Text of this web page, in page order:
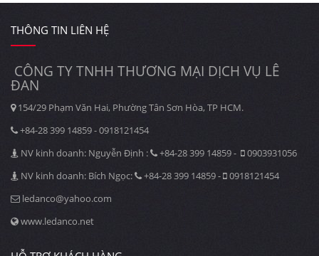
THÔNG TIN LIÊN HỆ
CÔNG TY TNHH THƯƠNG MẠI DỊCH VỤ LÊ
ĐAN
154/29 Phạm Văn Hai, Phường Tân Sơn Hòa, TP HCM.
+84-28 399 14859 - 0918121454
NV kinh doanh: Nguyễn Định :
+84-28 399 14859 -
0903931056
NV kinh doanh: Bích Ngọc:
+84-28 399 14859 -
0918121454
ledanco@yahoo.com
www.ledanco.net